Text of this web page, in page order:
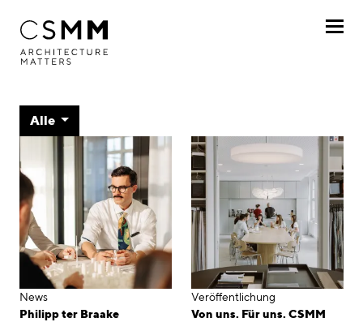
Profil
Leistungen
Projekte
Journal
Awards
Karriere
Journal
Alle
News
Philipp ter Braake
Veröffentlichung
Von uns. Für uns. CSMM